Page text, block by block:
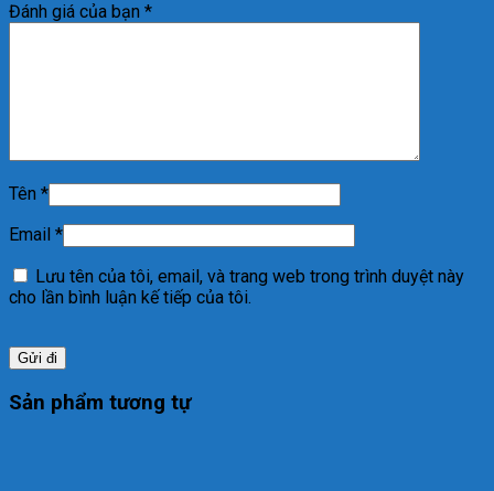
Đánh giá của bạn *
Tên *
Email *
Lưu tên của tôi, email, và trang web trong trình duyệt này
cho lần bình luận kế tiếp của tôi.
Sản phẩm tương tự